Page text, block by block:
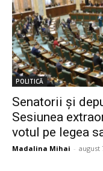
POLITICĂ
Senatorii și
Sesiunea
votul pe legea
Madalina Mihai - august